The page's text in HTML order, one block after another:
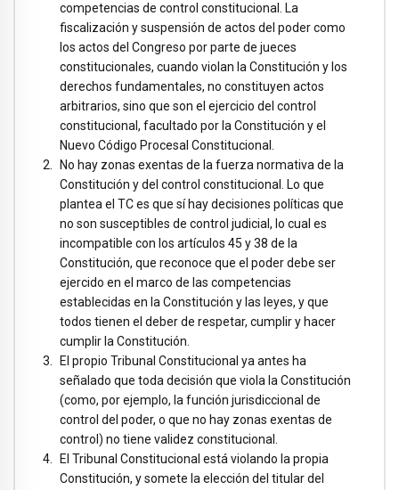
competencias de control constitucional. La
fiscalización y suspensión de actos del poder como
los actos del Congreso por parte de jueces
constitucionales, cuando violan la Constitución y los
derechos fundamentales, no constituyen actos
arbitrarios, sino que son el ejercicio del control
constitucional, facultado por la Constitución y el
Nuevo Código Procesal Constitucional.
No hay zonas exentas de la fuerza normativa de la
Constitución y del control constitucional. Lo que
plantea el TC es que sí hay decisiones políticas que
no son susceptibles de control judicial, lo cual es
incompatible con los artículos 45 y 38 de la
Constitución, que reconoce que el poder debe ser
ejercido en el marco de las competencias
establecidas en la Constitución y las leyes, y que
todos tienen el deber de respetar, cumplir y hacer
cumplir la Constitución.
El propio Tribunal Constitucional ya antes ha
señalado que toda decisión que viola la Constitución
(como, por ejemplo, la función jurisdiccional de
control del poder, o que no hay zonas exentas de
control) no tiene validez constitucional.
El Tribunal Constitucional está violando la propia
Constitución, y somete la elección del titular del